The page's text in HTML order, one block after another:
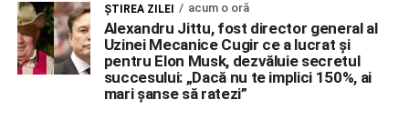
ŞTIREA ZILEI acum o oră
Alexandru Jittu, fost director general al
Uzinei Mecanice Cugir ce a lucrat și
pentru Elon Musk, dezvăluie secretul
succesului: „Dacă nu te implici 150%, ai
mari șanse să ratezi”